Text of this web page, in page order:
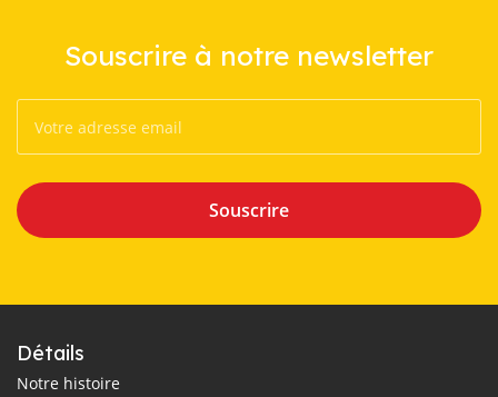
Souscrire à notre newsletter
Souscrire
Détails
Notre histoire